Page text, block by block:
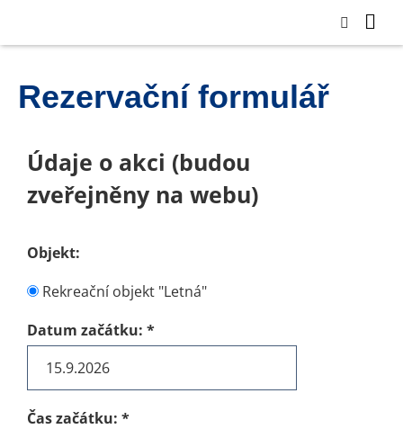
Rezervační formulář
Údaje o akci (budou
zveřejněny na webu)
Objekt:
Rekreační objekt "Letná"
Datum začátku: *
Čas začátku: *